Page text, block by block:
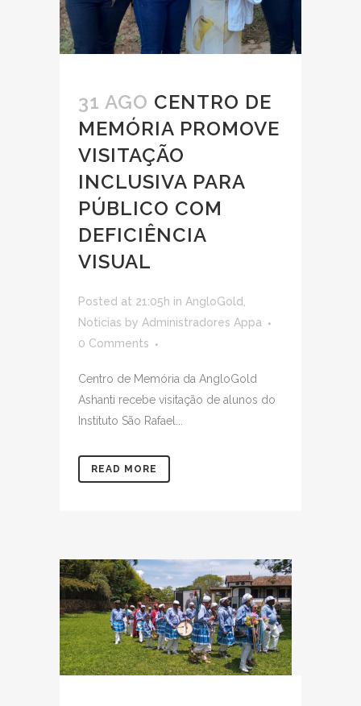
31 AGO CENTRO DE
MEMÓRIA PROMOVE
VISITAÇÃO
INCLUSIVA PARA
PÚBLICO COM
DEFICIÊNCIA
VISUAL
Posted at 21:05h in AngloGold
Noticias by Administradores Appa
0 Comments
Centro de Memória da AngloGold
Ashanti recebe visitação de alunos do
Instituto São Rafael...
READ MORE